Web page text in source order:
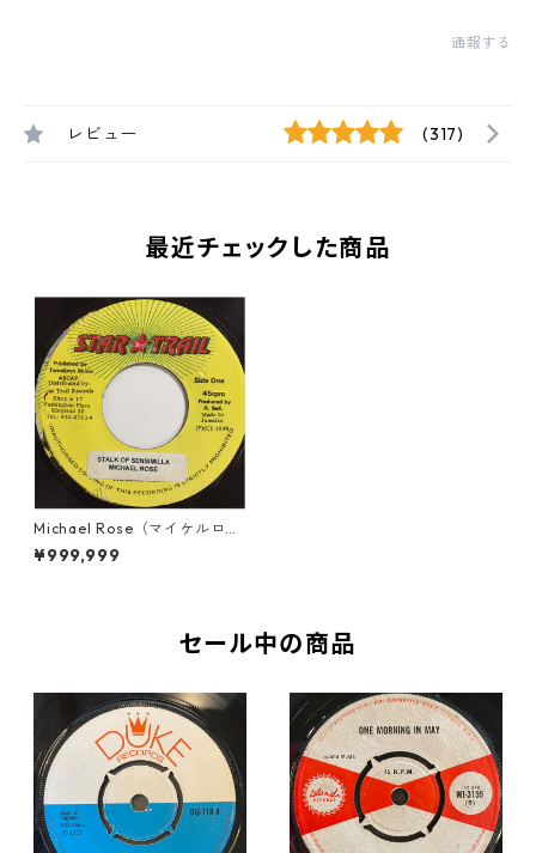
通報する
レビュー (317)
最近チェックした商品
Michael Rose（マイケルロー
ズ） - Stalk Of Sensimilla
【7'】
¥999,999
セール中の商品